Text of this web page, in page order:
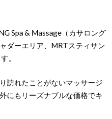
Spa & Massage（カサロング
ダーエリア、MRTスティサン
。
訪れたことがないマッサージ
にもリーズナブルな価格でキ